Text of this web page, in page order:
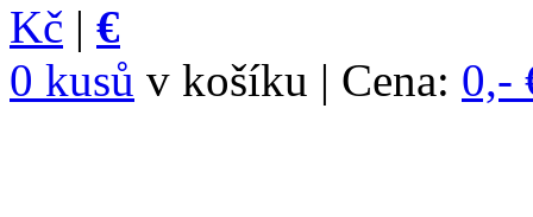
Kč | €
0 kusů v košíku | Cena: 0,-